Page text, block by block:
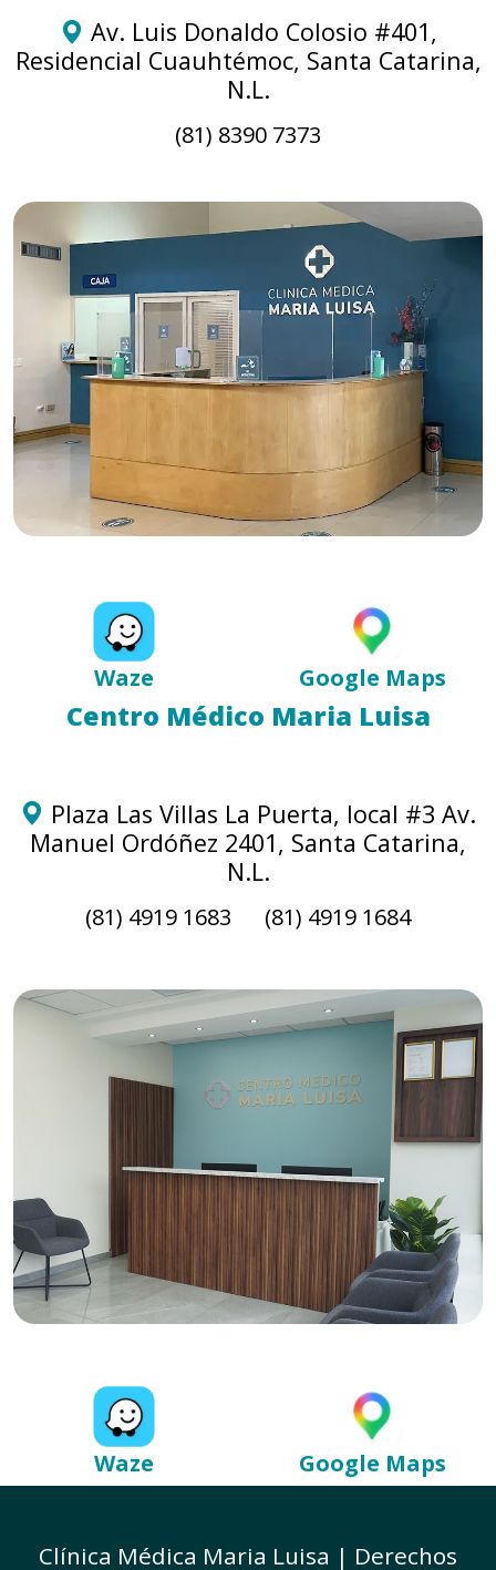
Av. Luis Donaldo Colosio #401,
Residencial Cuauhtémoc, Santa Catarina,
N.L.
(81) 8390 7373
Waze Google Maps
Centro Médico Maria Luisa
Plaza Las Villas La Puerta, local #3 Av.
Manuel Ordóñez 2401, Santa Catarina,
N.L.
(81) 4919 1683 (81) 4919 1684
Waze Google Maps
Clínica Médica Maria Luisa | Derechos